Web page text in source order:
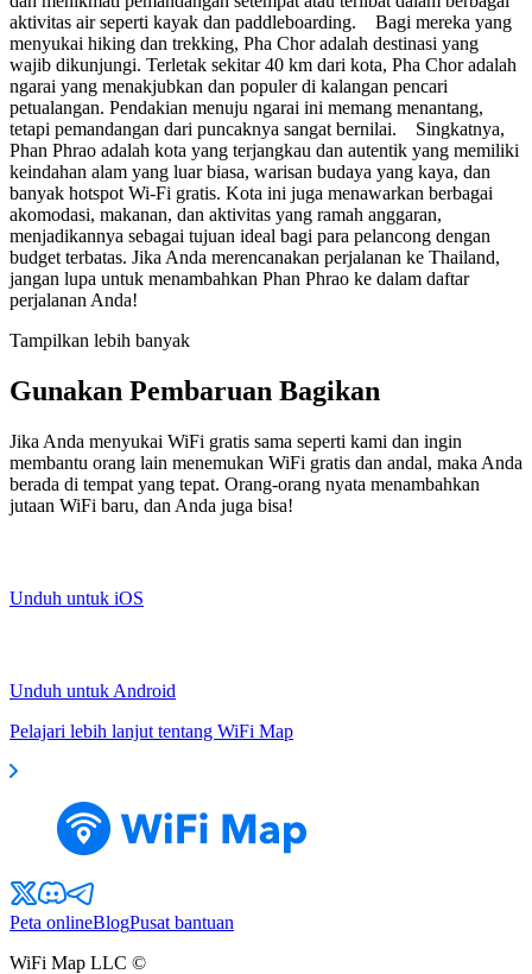
aktivitas air seperti kayak dan paddleboarding. Bagi mereka yang
menyukai hiking dan trekking, Pha Chor adalah destinasi yang
wajib dikunjungi. Terletak sekitar 40 km dari kota, Pha Chor adalah
ngarai yang menakjubkan dan populer di kalangan pencari
petualangan. Pendakian menuju ngarai ini memang menantang,
tetapi pemandangan dari puncaknya sangat bernilai. Singkatnya,
Phan Phrao adalah kota yang terjangkau dan autentik yang memiliki
keindahan alam yang luar biasa, warisan budaya yang kaya, dan
banyak hotspot Wi-Fi gratis. Kota ini juga menawarkan berbagai
akomodasi, makanan, dan aktivitas yang ramah anggaran,
menjadikannya sebagai tujuan ideal bagi para pelancong dengan
budget terbatas. Jika Anda merencanakan perjalanan ke Thailand,
jangan lupa untuk menambahkan Phan Phrao ke dalam daftar
perjalanan Anda!
Tampilkan lebih banyak
Gunakan Pembaruan Bagikan
Jika Anda menyukai WiFi gratis sama seperti kami dan ingin
membantu orang lain menemukan WiFi gratis dan andal, maka Anda
berada di tempat yang tepat. Orang-orang nyata menambahkan
jutaan WiFi baru, dan Anda juga bisa!
Unduh untuk iOS
Unduh untuk Android
Pelajari lebih lanjut tentang WiFi Map
Peta onlineBlogPusat bantuan
WiFi Map LLC ©